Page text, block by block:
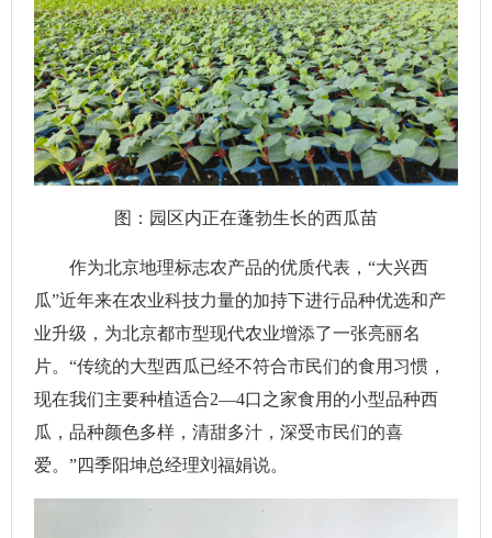
图：园区内正在蓬勃生长的西瓜苗
作为北京地理标志农产品的优质代表，“大兴西
瓜”近年来在农业科技力量的加持下进行品种优选和产
业升级，为北京都市型现代农业增添了一张亮丽名
片。“传统的大型西瓜已经不符合市民们的食用习惯，
现在我们主要种植适合2—4口之家食用的小型品种西
瓜，品种颜色多样，清甜多汁，深受市民们的喜
爱。”四季阳坤总经理刘福娟说。